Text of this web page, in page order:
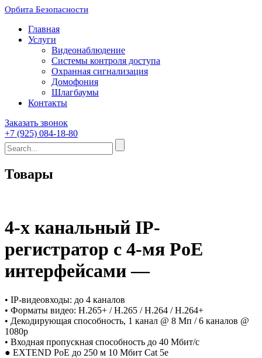
Орбита Безопасности
Главная
Услуги
Видеонаблюдение
Системы контроля доступа
Охранная сигнализация
Домофония
Шлагбаумы
Контакты
Заказать звонок
+7 (925) 084-18-80
Товары
4-х канальный IP-
регистратор c 4-мя PoE
интерфейсами —
• IP-видеовходы: до 4 каналов
• Форматы видео: H.265+ / H.265 / H.264 / H.264+
• Декодирующая способность, 1 канал @ 8 Мп / 6 каналов @
1080p
• Входная пропускная способность до 40 Мбит/с
● EXTEND PoE до 250 м 10 Мбит Cat 5e